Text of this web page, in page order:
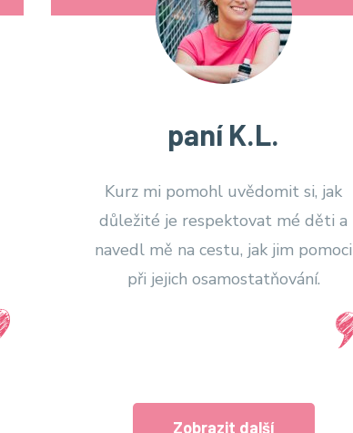
paní K.L.
Kurz mi pomohl uvědomit si, jak
důležité je respektovat mé děti a
navedl mě na cestu, jak jim pomoci
při jejich osamostatňování.
Zobrazit další